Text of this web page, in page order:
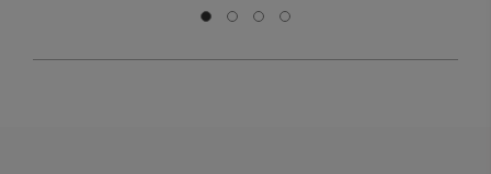
Μετάβαση σε διαφάνεια 0
Μετάβαση σε διαφάνεια 1
Μετάβαση σε διαφάνεια 2
Μετάβαση σε διαφάνεια 3